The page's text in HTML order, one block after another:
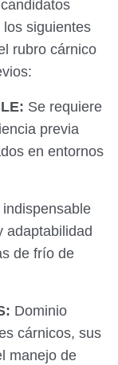
siguientes
rubro cárnico
Se requiere
previa
en entornos
indispensable
adaptabilidad
de frío de
Dominio
cárnicos, sus
manejo de